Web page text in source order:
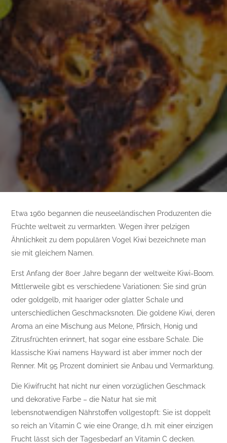
Etwa 1960 begannen die neuseeländischen Produzenten die
Früchte weltweit zu vermarkten. Wegen ihrer pelzigen
Ähnlichkeit zu dem populären Vogel Kiwi bezeichnete man
sie mit gleichem Namen.
Erst Anfang der 80er Jahre begann der weltweite Kiwi-Boom.
Mittlerweile gibt es verschiedene Variationen: Sie sind grün
oder goldgelb, mit haariger oder glatter Schale und
unterschiedlichen Geschmacksnoten. Die goldene Kiwi, deren
Aroma an eine Mischung aus Melone, Pfirsich, Honig und
Zitrusfrüchten erinnert, hat sogar eine essbare Schale. Die
klassische Kiwi namens Hayward ist aber immer noch der
Renner. Mit 95 Prozent dominiert sie Anbau und Vermarktung.
Die Kiwifrucht hat nicht nur einen vorzüglichen Geschmack
und dekorative Farbe – die Natur hat sie mit
lebensnotwendigen Nährstoffen vollgestopft: Sie ist doppelt
so reich an Vitamin C wie eine Orange, d.h. mit einer einzigen
Frucht lässt sich der Tagesbedarf an Vitamin C decken.